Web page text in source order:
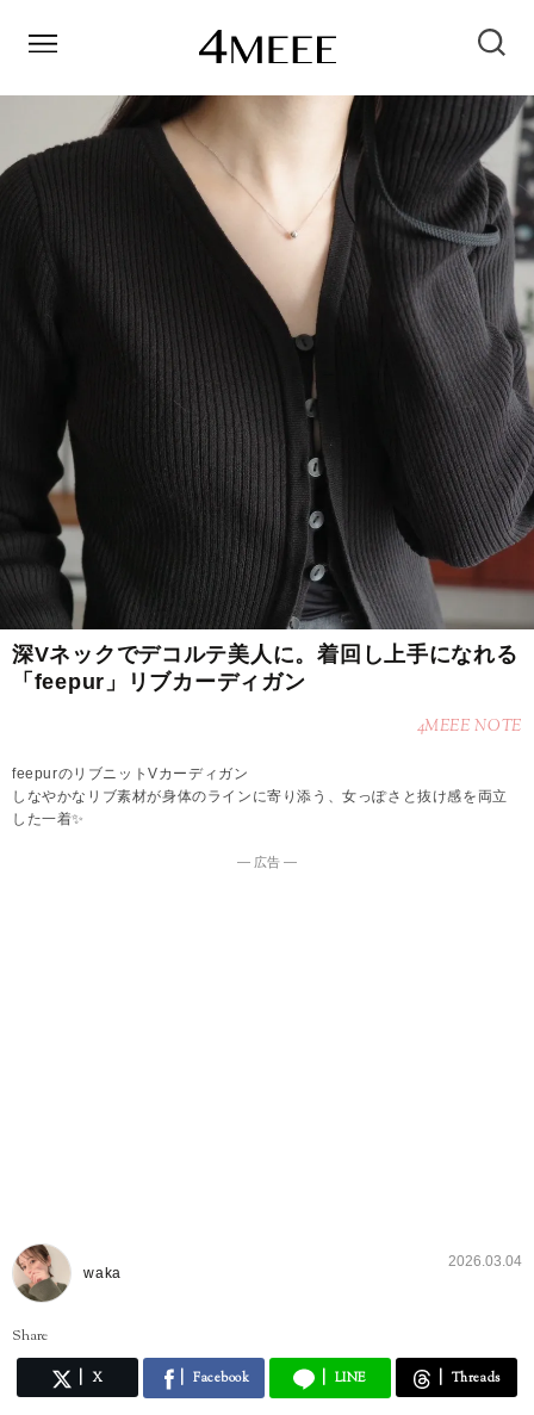
深Vネックでデコルテ美人に。着回し上手になれる
「feepur」リブカーディガン
4MEEE NOTE
feepurのリブニットVカーディガン
しなやかなリブ素材が身体のラインに寄り添う、女っぽさと抜け感を両立
した一着✨
― 広告 ―
waka
2026.03.04
Share
X Facebook LINE Threads